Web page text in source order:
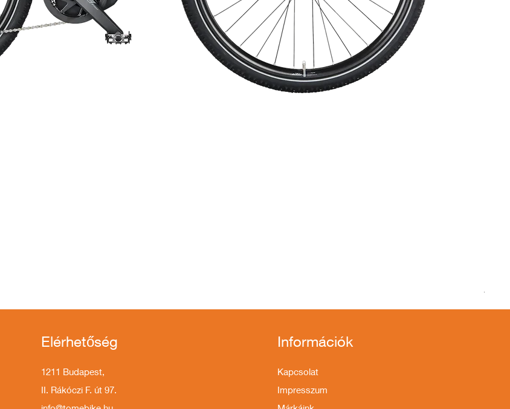
1
Elérhetőség
1211 Budapest,
II. Rákóczi F. út 97.
Információk
Kapcsolat
Impresszum